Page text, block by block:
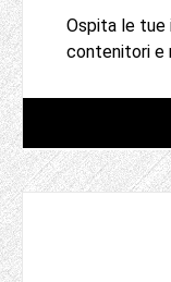
Ospita le tue
contenitori e